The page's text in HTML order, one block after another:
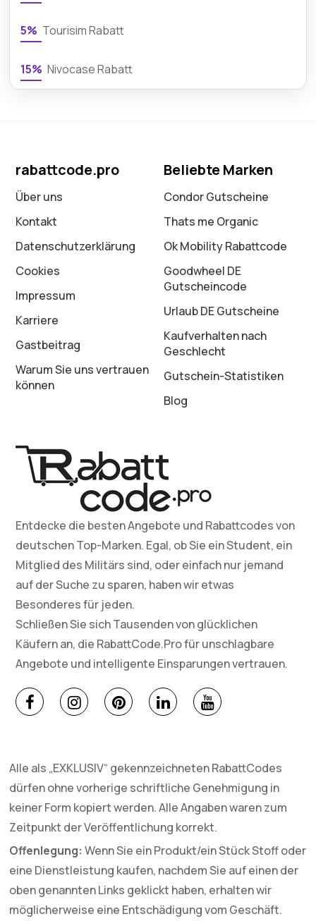
5% Tourisim Rabatt
15% Nivocase Rabatt
rabattcode.pro
Über uns
Kontakt
Datenschutz­erklärung
Cookies
Impressum
Karriere
Gastbeitrag
Warum Sie uns vertrauen
können
Beliebte Marken
Condor Gutscheine
Thats me Organic
Ok Mobility Rabattcode
Goodwheel DE
Gutscheincode
Urlaub DE Gutscheine
Kaufverhalten nach
Geschlecht
Gutschein-Statistiken
Blog
Entdecke die besten Angebote und Rabattcodes von
deutschen Top-Marken. Egal, ob Sie ein Student, ein
Mitglied des Militärs sind, oder einfach nur jemand
auf der Suche zu sparen, haben wir etwas
Besonderes für jeden.
Schließen Sie sich Tausenden von glücklichen
Käufern an, die RabattCode.Pro für unschlagbare
Angebote und intelligente Einsparungen vertrauen.
Alle als „EXKLUSIV“ gekennzeichneten RabattCodes
dürfen ohne vorherige schriftliche Genehmigung in
keiner Form kopiert werden. Alle Angaben waren zum
Zeitpunkt der Veröffentlichung korrekt.
Offenlegung: Wenn Sie ein Produkt/ein Stück Stoff oder
eine Dienstleistung kaufen, nachdem Sie auf einen der
oben genannten Links geklickt haben, erhalten wir
möglicherweise eine Entschädigung vom Geschäft.